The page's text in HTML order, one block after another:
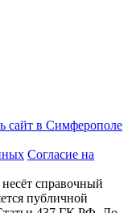
Согласие на
справочный
публичной